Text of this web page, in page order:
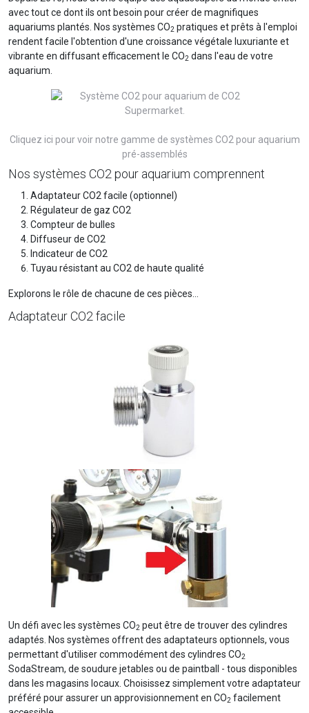
avec tout ce dont ils ont besoin pour créer de magnifiques
aquariums plantés. Nos systèmes CO2 pratiques et prêts à l'emploi
rendent facile l'obtention d'une croissance végétale luxuriante et
vibrante en diffusant efficacement le CO2 dans l'eau de votre
aquarium.
Cliquez ici pour voir notre gamme de systèmes CO2 pour aquarium
pré-assemblés
Nos systèmes CO2 pour aquarium comprennent
Adaptateur CO2 facile (optionnel)
Régulateur de gaz CO2
Compteur de bulles
Diffuseur de CO2
Indicateur de CO2
Tuyau résistant au CO2 de haute qualité
Explorons le rôle de chacune de ces pièces...
Adaptateur CO2 facile
Un défi avec les systèmes CO2 peut être de trouver des cylindres
adaptés. Nos systèmes offrent des adaptateurs optionnels, vous
permettant d'utiliser commodément des cylindres CO2
SodaStream, de soudure jetables ou de paintball - tous disponibles
dans les magasins locaux. Choisissez simplement votre adaptateur
préféré pour assurer un approvisionnement en CO2 facilement